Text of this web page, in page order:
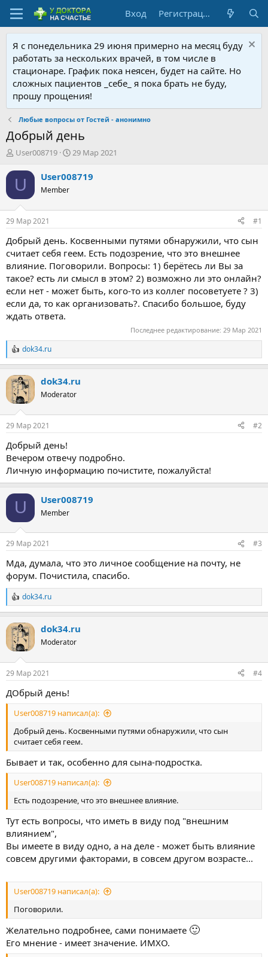
Вход Регистрация
Я с понедельника 29 июня примерно на месяц буду
работать за нескольких врачей, в том числе в
стационаре. График пока неясен, будет на сайте. Но
сложных пациентов _себе_ я пока брать не буду,
прошу прощения!
Любые вопросы от Гостей - анонимно
Добрый день
А
т
т
е
м
ы
User008719
Д
т
а
л
29 Мар 2021
U User008719
Member
29 Мар 2021 #1
Добрый день. Косвенными путями обнаружили, что сын
считает себя геем. Есть подозрение, что это внешнее
влияние. Поговорили. Вопросы: 1) берётесь ли Вы за
такое? есть ли смысл в этом? 2) возможно ли это онлайн?
если нет - может быть, кого-то из коллег посоветуете ? 3)
если да, то как организовать?. Спасибо большое, буду
ждать ответа.
Последнее редактирование: 29 Мар 2021
Р
е
к
ц
и
dok34.ru
dok34.ru
Moderator
29 Мар 2021 #2
Добрый день!
Вечером отвечу подробно.
Личную информацию почистите, пожалуйста!
U User008719
Member
29 Мар 2021 #3
Мда, думала, что это личное сообщение на почту, не
форум. Почистила, спасибо.
Р
е
к
ц
и
dok34.ru
dok34.ru
Moderator
29 Мар 2021 #4
ДОбрый день!
User008719 написал(а):
Добрый день. Косвенными путями обнаружили, что сын
считает себя геем.
Бывает и так, особенно для сына-подростка.
User008719 написал(а):
Есть подозрение, что это внешнее влияние.
Тут есть вопросы, что иметь в виду под "внешним
влиянием",
Вы имеете в виду одно, а на деле - может быть влияние
совсем другими факторами, в совсем другом возрасте...
User008719 написал(а):
Поговорили.
Желательно подробнее, сами понимаете 🙂
Его мнение - имеет значение. ИМХО.